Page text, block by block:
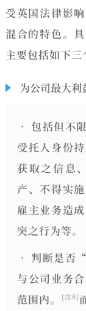
受英国法律影
混合的特色。
主要包括如下三
为公司最大
• 包括但不
受托人身份
获取之信息
产、不得实
雇主业务造
突之行为等。
• 判断是否
与公司业务
范围内。
[注8]